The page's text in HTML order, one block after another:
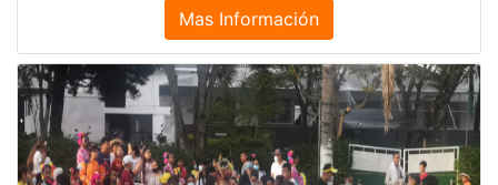
Mas Información